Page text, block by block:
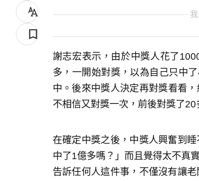
謝志宏表示，由於中獎人花了
多，一開始對獎，以為自己只中
中。後來中獎人決定再對獎看看
不相信又對獎一次，前後對獎了20
在確定中獎之後，中獎人興奮到
中了1億多嗎？」而且覺得太不真
告訴任何人這件事，不僅沒有讓